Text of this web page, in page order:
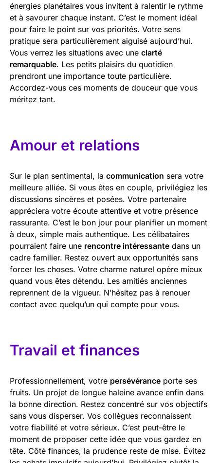
énergies planétaires vous invitent à ralentir le rythme
et à savourer chaque instant. C’est le moment idéal
pour faire le point sur vos priorités. Votre sens
pratique sera particulièrement aiguisé aujourd’hui.
Vous verrez les situations avec une clarté
remarquable. Les petits plaisirs du quotidien
prendront une importance toute particulière.
Accordez-vous ces moments de douceur que vous
méritez tant.
Amour et relations
Sur le plan sentimental, la communication sera votre
meilleure alliée. Si vous êtes en couple, privilégiez les
discussions sincères et posées. Votre partenaire
appréciera votre écoute attentive et votre présence
rassurante. C’est le bon jour pour planifier un moment
à deux, simple mais authentique. Les célibataires
pourraient faire une rencontre intéressante dans un
cadre familier. Restez ouvert aux opportunités sans
forcer les choses. Votre charme naturel opère mieux
quand vous êtes détendu. Les amitiés anciennes
reprennent de la vigueur. N’hésitez pas à renouer
contact avec quelqu’un qui compte pour vous.
Travail et finances
Professionnellement, votre persévérance porte ses
fruits. Un projet de longue haleine avance enfin dans
la bonne direction. Restez concentré sur vos objectifs
sans vous disperser. Vos collègues reconnaissent
votre fiabilité et votre sérieux. C’est peut-être le
moment de proposer cette idée que vous gardez en
tête. Côté finances, la prudence reste de mise. Évitez